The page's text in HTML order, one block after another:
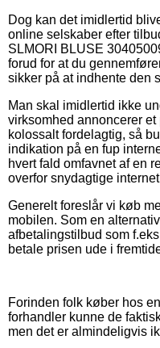
Dog kan det imidlertid
online selskaber efter
SLMORI BLUSE
forud for at du
sikker på at indhente den
Man skal imidlertid ikke
virksomhed annoncerer
kolossalt fordelagtig, så
indikation på en fup
hvert fald omfavnet af en
overfor snydagtige
Generelt foreslår vi køb
mobilen. Som en
afbetalingstilbud som
betale prisen ude i
Forinden folk køber hos
forhandler kunne de
men det er almindeligvis